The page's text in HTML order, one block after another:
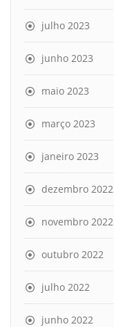
julho 2023
junho 2023
maio 2023
março 2023
janeiro 2023
dezembro 2022
novembro 2022
outubro 2022
julho 2022
junho 2022